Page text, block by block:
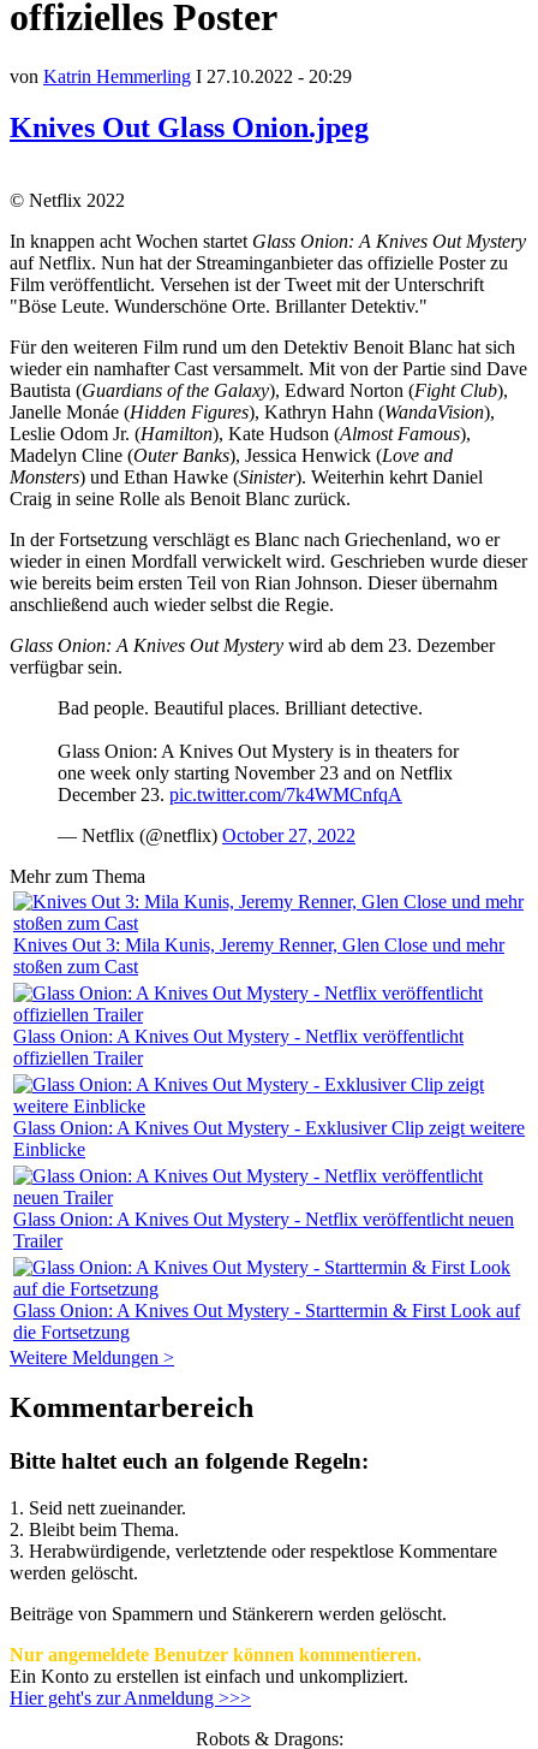
offizielles Poster
von Katrin Hemmerling I 27.10.2022 - 20:29
Knives Out Glass Onion.jpeg
© Netflix 2022
In knappen acht Wochen startet Glass Onion: A Knives Out Mystery
auf Netflix. Nun hat der Streaminganbieter das offizielle Poster zu
Film veröffentlicht. Versehen ist der Tweet mit der Unterschrift
"Böse Leute. Wunderschöne Orte. Brillanter Detektiv."
Für den weiteren Film rund um den Detektiv Benoit Blanc hat sich
wieder ein namhafter Cast versammelt. Mit von der Partie sind Dave
Bautista (Guardians of the Galaxy), Edward Norton (Fight Club),
Janelle Monáe (Hidden Figures), Kathryn Hahn (WandaVision),
Leslie Odom Jr. (Hamilton), Kate Hudson (Almost Famous),
Madelyn Cline (Outer Banks), Jessica Henwick (Love and
Monsters) und Ethan Hawke (Sinister). Weiterhin kehrt Daniel
Craig in seine Rolle als Benoit Blanc zurück.
In der Fortsetzung verschlägt es Blanc nach Griechenland, wo er
wieder in einen Mordfall verwickelt wird. Geschrieben wurde dieser
wie bereits beim ersten Teil von Rian Johnson. Dieser übernahm
anschließend auch wieder selbst die Regie.
Glass Onion: A Knives Out Mystery wird ab dem 23. Dezember
verfügbar sein.
Bad people. Beautiful places. Brilliant detective.
Glass Onion: A Knives Out Mystery is in theaters for
one week only starting November 23 and on Netflix
December 23. pic.twitter.com/7k4WMCnfqA
— Netflix (@netflix) October 27, 2022
Mehr zum Thema
Knives Out 3: Mila Kunis, Jeremy Renner, Glen Close und mehr
stoßen zum Cast
Glass Onion: A Knives Out Mystery - Netflix veröffentlicht
offiziellen Trailer
Glass Onion: A Knives Out Mystery - Exklusiver Clip zeigt weitere
Einblicke
Glass Onion: A Knives Out Mystery - Netflix veröffentlicht neuen
Trailer
Glass Onion: A Knives Out Mystery - Starttermin & First Look auf
die Fortsetzung
Weitere Meldungen >
Kommentarbereich
Bitte haltet euch an folgende Regeln:
1. Seid nett zueinander.
2. Bleibt beim Thema.
3. Herabwürdigende, verletztende oder respektlose Kommentare
werden gelöscht.
Beiträge von Spammern und Stänkerern werden gelöscht.
Nur angemeldete Benutzer können kommentieren.
Ein Konto zu erstellen ist einfach und unkompliziert.
Hier geht's zur Anmeldung >>>
Robots & Dragons: